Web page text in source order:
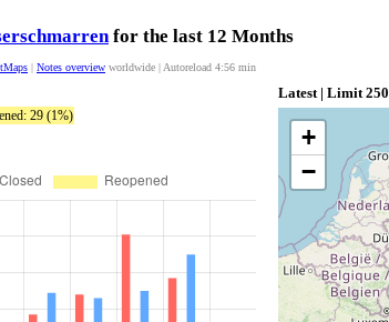
for the last 12 Months
| Notes overview worldwide | Autoreload 4:55 min
29 (1%)
Latest | Limit 250
+
−